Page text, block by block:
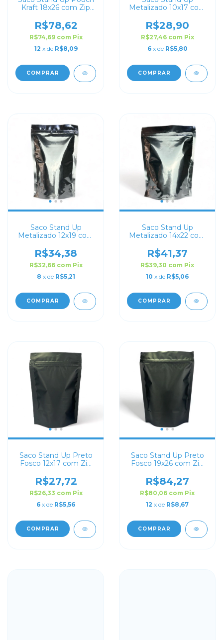
Kraft 18x26 com Zip
R$78,62
R$74,69 com Pix
12 x de R$8,09
COMPRAR
Metalizado 10x17 com
R$28,90
R$27,46 com Pix
6 x de R$5,80
COMPRAR
Saco Stand Up
Metalizado 12x19 com
R$34,38
R$32,66 com Pix
8 x de R$5,21
COMPRAR
Saco Stand Up
Metalizado 14x22 com
R$41,37
R$39,30 com Pix
10 x de R$5,06
COMPRAR
Saco Stand Up Preto
Fosco 12x17 com Zip
R$27,72
R$26,33 com Pix
6 x de R$5,56
COMPRAR
Saco Stand Up Preto
Fosco 19x26 com Zip
R$84,27
R$80,06 com Pix
12 x de R$8,67
COMPRAR